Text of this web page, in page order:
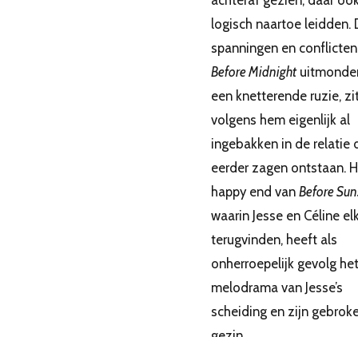
logisch naartoe leidden.
spanningen en
Before Midnight
een knetterende ruzie,
volgens hem eigenlijk al
ingebakken in de relatie
eerder zagen ontstaan.
happy end van Before
waarin Jesse en Céline
terugvinden, heeft als
onherroepelijk gevolg het
melodrama van Jesse’s
scheiding en zijn